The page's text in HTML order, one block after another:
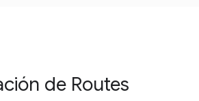
de Routes